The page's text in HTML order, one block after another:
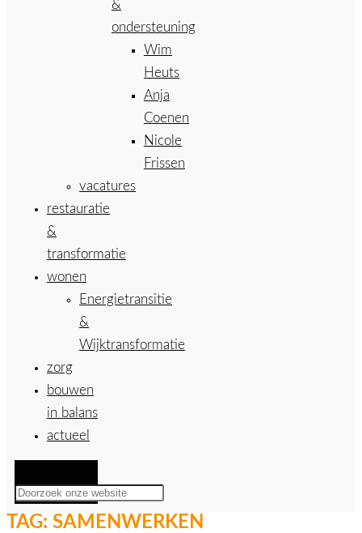
&
ondersteuning
Wim
Heuts
Anja
Coenen
Nicole
Frissen
vacatures
restauratie
&
transformatie
wonen
Energietransitie
&
Wijktransformatie
zorg
bouwen
in balans
actueel
TAG: SAMENWERKEN